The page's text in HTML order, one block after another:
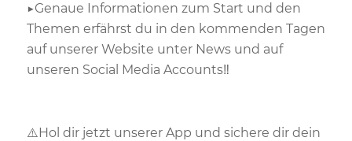
▶️Genaue Informationen zum Start und den
Themen erfährst du in den kommenden Tagen
auf unserer Website unter News und auf
unseren Social Media Accounts‼️
⚠️Hol dir jetzt unserer App und sichere dir dein